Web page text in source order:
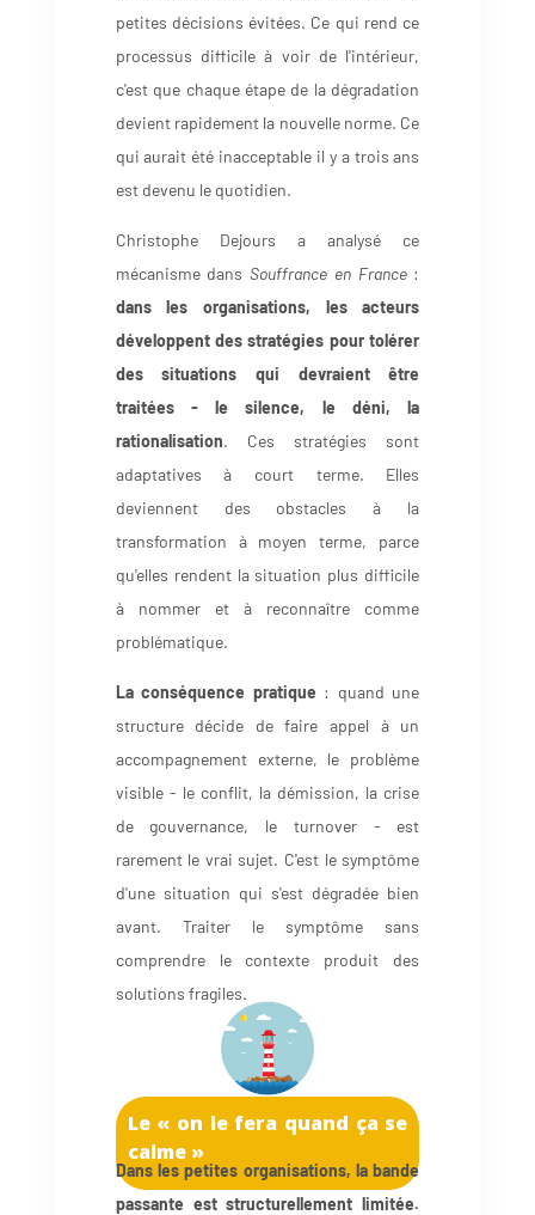
petites décisions évitées. Ce qui rend ce
processus difficile à voir de l'intérieur,
c'est que chaque étape de la dégradation
devient rapidement la nouvelle norme. Ce
qui aurait été inacceptable il y a trois ans
est devenu le quotidien.
Christophe Dejours a analysé ce
mécanisme dansSouffrance en France:
dans les organisations, les acteurs
développent des stratégies pour tolérer
des situations qui devraient être
traitées - le silence, le déni, la
rationalisation. Ces stratégies sont
adaptatives à court terme. Elles
deviennent des obstacles à la
transformation à moyen terme, parce
qu'elles rendent la situation plus difficile
à nommer et à reconnaître comme
problématique.
La conséquence pratique : quand une
structure décide de faire appel à un
accompagnement externe, le problème
visible - le conflit, la démission, la crise
de gouvernance, le turnover - est
rarement le vrai sujet. C'est le symptôme
d'une situation qui s'est dégradée bien
avant. Traiter le symptôme sans
comprendre le contexte produit des
solutions fragiles.
Le « on le fera quand ça se
calme »
Dans les petites organisations, la bande
passante est structurellement limitée.